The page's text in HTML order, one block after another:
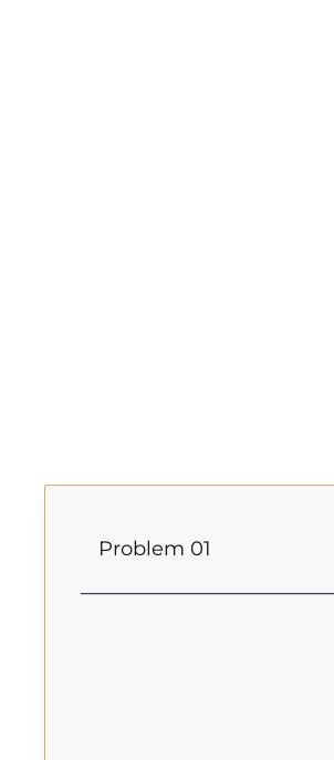
Problem 01